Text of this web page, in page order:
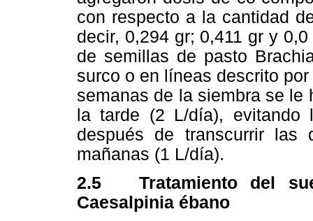
con respecto a la cantidad
decir, 0,294 gr; 0,411 gr y
de semillas de pasto
surco o en líneas descrito
semanas de la siembra se le
la tarde (2 L/día),
después de transcurrir
mañanas (1 L/día).
2.5
Tratamiento del
Caesalpinia ébano